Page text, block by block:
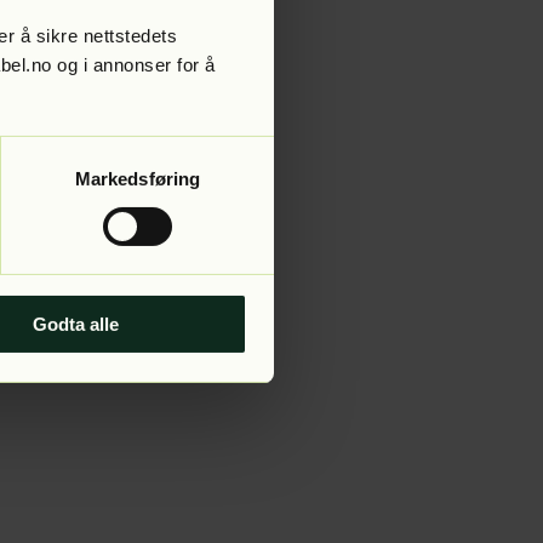
å sikre nettstedets
og i annonser for å
Markedsføring
Godta alle